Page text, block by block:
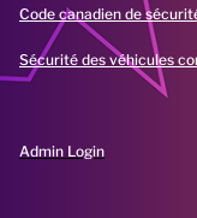
Code canadien de
Sécurité des véhicules
Admin Login